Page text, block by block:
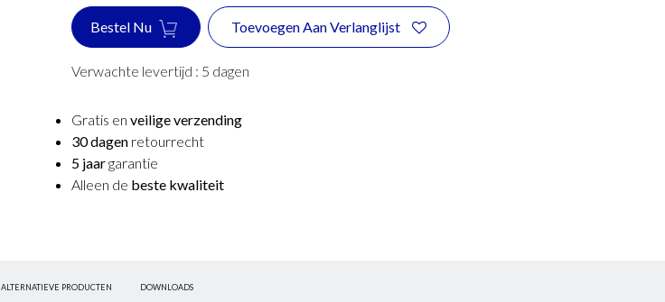
Bestel Nu Toevoegen Aan Verlanglijst
Verwachte levertijd : 5 dagen
Gratis en veilige verzending
30 dagen retourrecht
5 jaargarantie
Alleen de beste kwaliteit
ALTERNATIEVE PRODUCTEN DOWNLOADS